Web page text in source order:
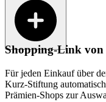
Shopping-Link von
Für jeden Einkauf über
Kurz-Stiftung
Prämien-Shops zur